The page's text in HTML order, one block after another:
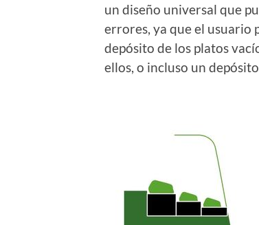
un diseño universal que
errores, ya que el usuario
depósito de los platos
ellos, o incluso un